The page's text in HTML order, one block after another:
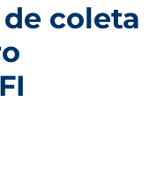
coleta